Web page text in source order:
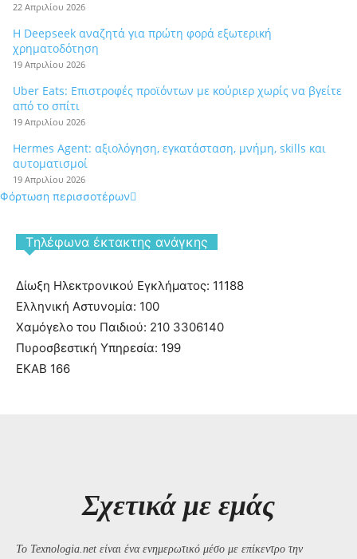
22 Απριλίου 2026
Η Deepseek αναζητά για πρώτη φορά εξωτερική
χρηματοδότηση
19 Απριλίου 2026
Uber Eats: Επιστροφές προϊόντων με κούριερ χωρίς να βγείτε
από το σπίτι
19 Απριλίου 2026
Hermes Agent: αξιολόγηση, εγκατάσταση, μνήμη, skills και
αυτοματισμοί
19 Απριλίου 2026
Φόρτωση περισσοτέρων
Tηλέφωνα έκτακτης ανάγκης
Δίωξη Ηλεκτρονικού Εγκλήματος: 11188
Ελληνική Αστυνομία: 100
Χαμόγελο του Παιδιού: 210 3306140
Πυροσβεστική Υπηρεσία: 199
ΕΚΑΒ 166
Σχετικά με εμάς
Το Texnologia.net είναι ένα ενημερωτικό μέσο με επίκεντρο την